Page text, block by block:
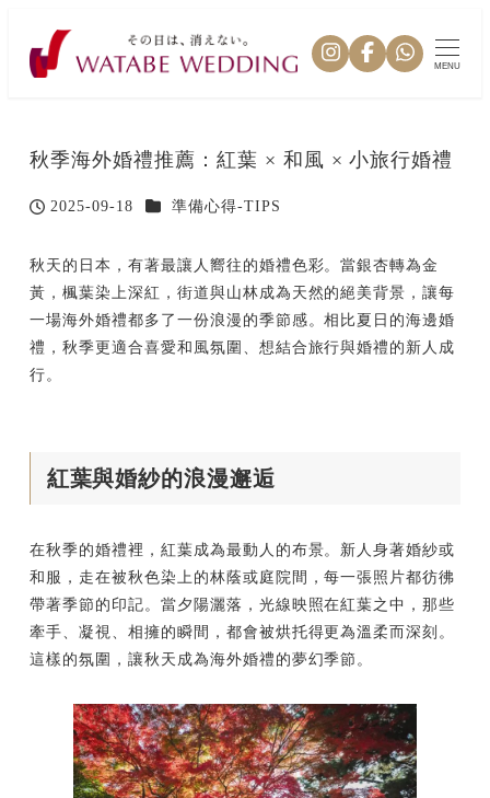
MENU
秋季海外婚禮推薦：紅葉 × 和風 × 小旅行婚禮
投稿日
2025-09-18 カテゴリー
準備心得-TIPS
秋天的日本，有著最讓人嚮往的婚禮色彩。當銀杏轉為金
黃，楓葉染上深紅，街道與山林成為天然的絕美背景，讓每
一場海外婚禮都多了一份浪漫的季節感。相比夏日的海邊婚
禮，秋季更適合喜愛和風氛圍、想結合旅行與婚禮的新人成
行。
紅葉與婚紗的浪漫邂逅
在秋季的婚禮裡，紅葉成為最動人的布景。新人身著婚紗或
和服，走在被秋色染上的林蔭或庭院間，每一張照片都彷彿
帶著季節的印記。當夕陽灑落，光線映照在紅葉之中，那些
牽手、凝視、相擁的瞬間，都會被烘托得更為溫柔而深刻。
這樣的氛圍，讓秋天成為海外婚禮的夢幻季節。